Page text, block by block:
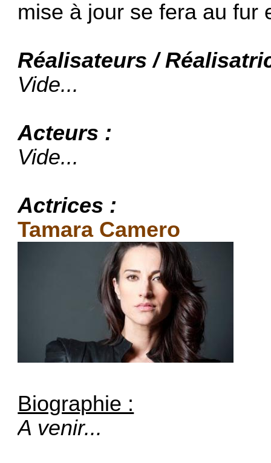
mise à jour se fera au fur
Réalisateurs /
Vide...
Acteurs :
Vide...
Actrices :
Tamara Camero
Biographie :
A venir...